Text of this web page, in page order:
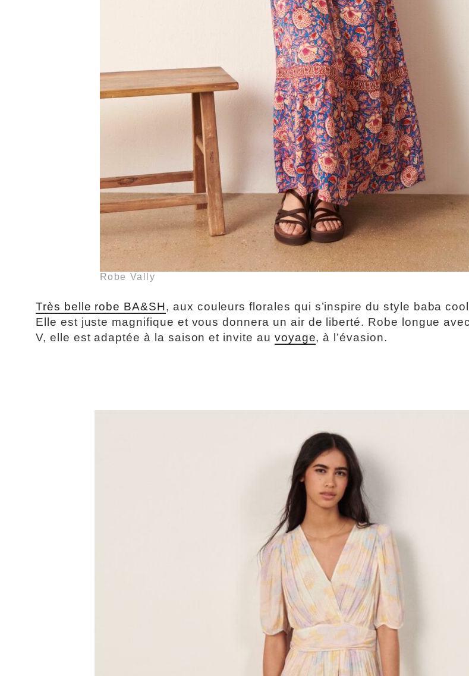
Robe Vally
Très belle robe BA&SH, aux couleurs florales qui s’inspire du style baba
Elle est juste magnifique et vous donnera un air de liberté. Robe longue
V, elle est adaptée à la saison et invite au voyage, à l’évasion.